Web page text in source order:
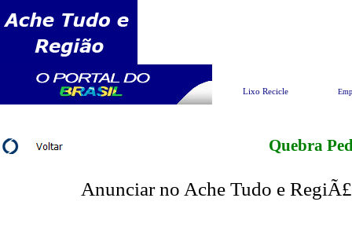
Lixo Recicle
Quebra
Anunciar no Ache Tudo e